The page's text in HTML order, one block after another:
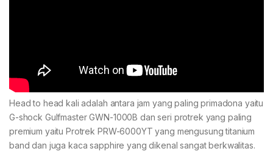
Head to head kali adalah antara jam yang paling primadona yaitu
G-shock Gulfmaster GWN-1000B dan seri protrek yang paling
premium yaitu Protrek PRW-6000YT yang mengusung titanium
band dan juga kaca sapphire yang dikenal sangat berkwalitas.